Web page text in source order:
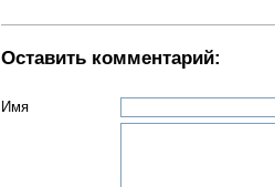
Оставить комментарий:
Имя